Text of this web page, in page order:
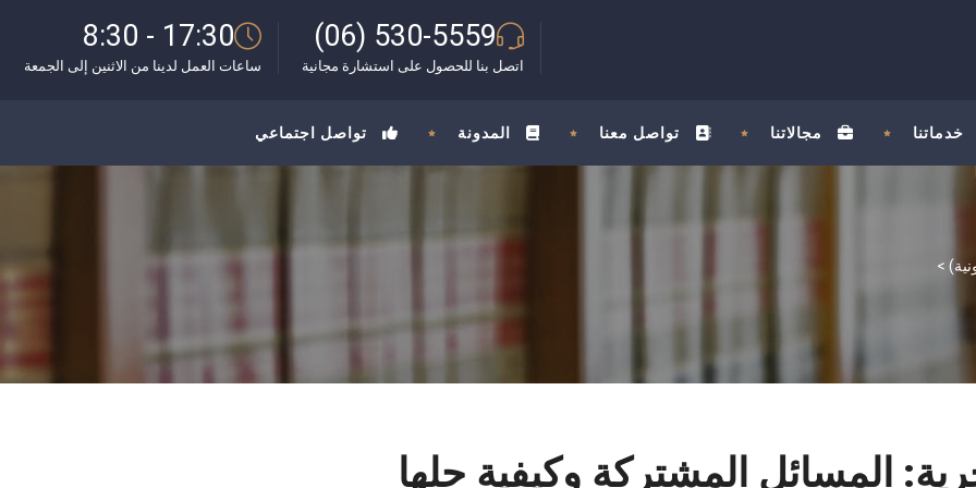
8:30 - 17:30
ساعات العمل لدينا من الاثنين إلى الجمعة
(06) 530-5559
اتصل بنا للحصول على استشارة مجانية
خدماتنا مجالاتنا تواصل معنا المدونة تواصل اجتماعي
>
المسائل المشتركة وكيفية حلها